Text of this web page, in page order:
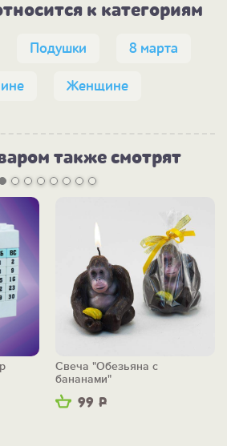
к категориям
Подушки 8 марта
Женщине
также смотрят
99 Р
Свеча "Обезьяна с
бананами"